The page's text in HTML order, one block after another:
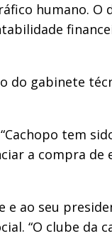
humano. O
gabinete
tem
a compra
ao seu
“O clube